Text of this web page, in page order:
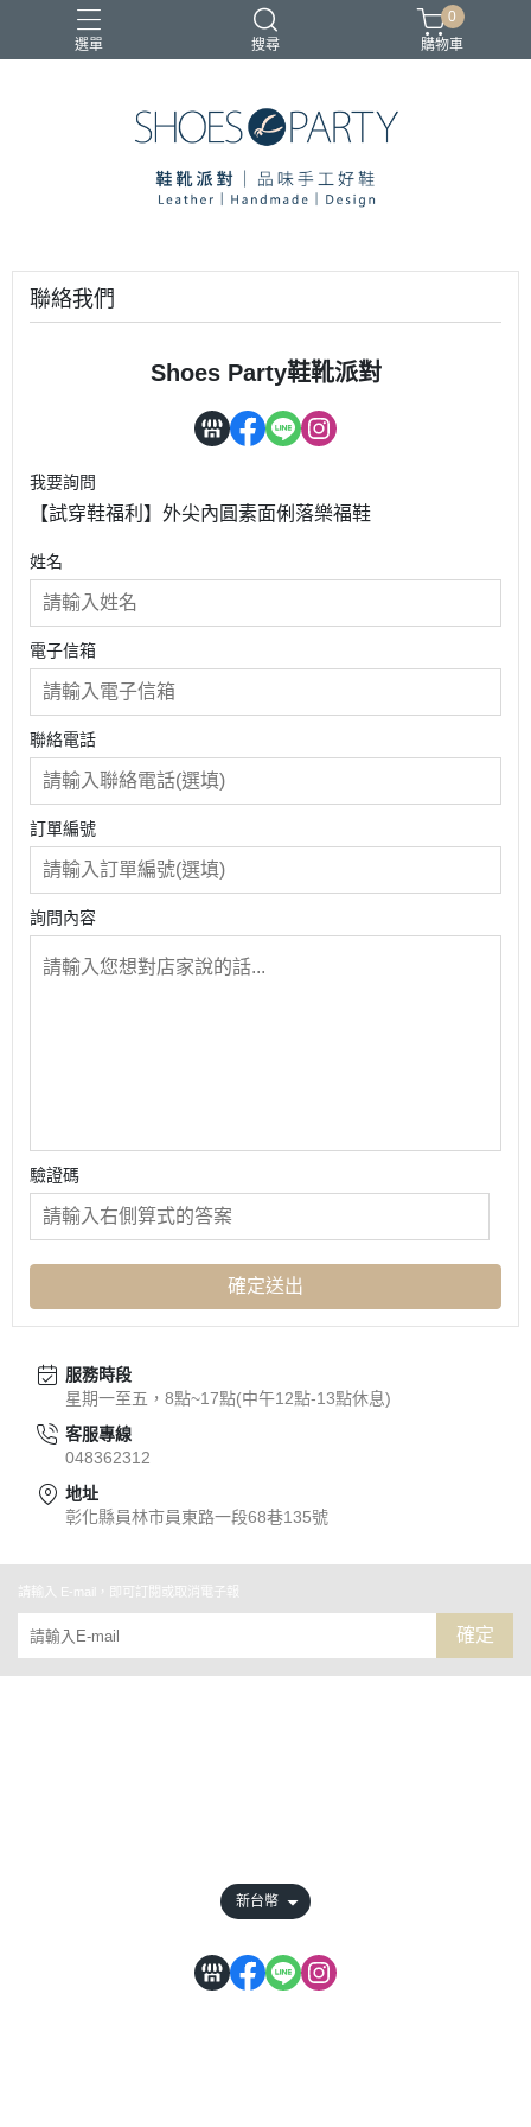
選單 搜尋
0
購物車
聯絡我們
Shoes Party鞋靴派對
我要詢問
【試穿鞋福利】外尖內圓素面俐落樂福鞋
姓名
電子信箱
聯絡電話
訂單編號
詢問內容
驗證碼
確定送出
服務時段
星期一至五，8點~17點(中午12點-13點休息)
客服專線
048362312
地址
彰化縣員林市員東路一段68巷135號
請輸入 E-mail，即可訂閱或取消電子報
確定
新台幣